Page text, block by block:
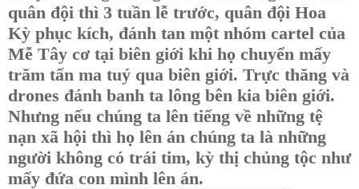
quân đội thì 3 tuần lễ trước, quân đội Hoa
Kỳ phục kích, đánh tan một nhóm cartel của
Mễ Tây cơ tại biên giới khi họ chuyển mấy
trăm tấn ma tuý qua biên giới. Trực thăng và
drones đánh banh ta lông bên kia biên giới.
Nhưng nếu chúng ta lên tiếng về những tệ
nạn xã hội thì họ lên án chúng ta là những
người không có trái tim, kỳ thị chủng tộc như
mấy đứa con mình lên án.